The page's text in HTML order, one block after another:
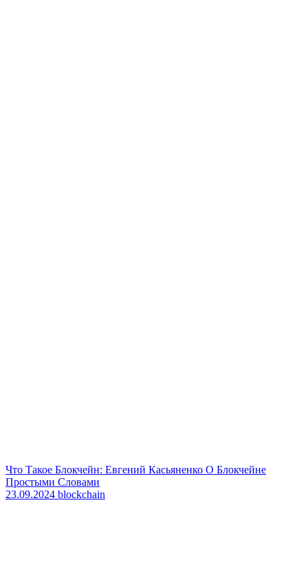
Что Такое Блокчейн: Евгений Касьяненко О Блокчейне
Простыми Словами
23.09.2024 blockchain